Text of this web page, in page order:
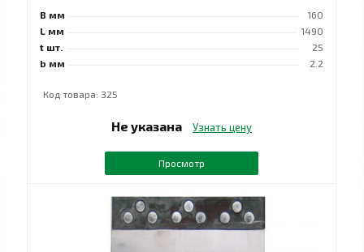
B мм
160
L мм
1490
t шт.
25
b мм
2.2
Код товара: 325
Не указана Узнать цену
Просмотр